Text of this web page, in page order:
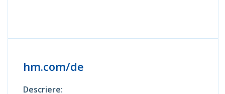
hm.com/de
Descriere: